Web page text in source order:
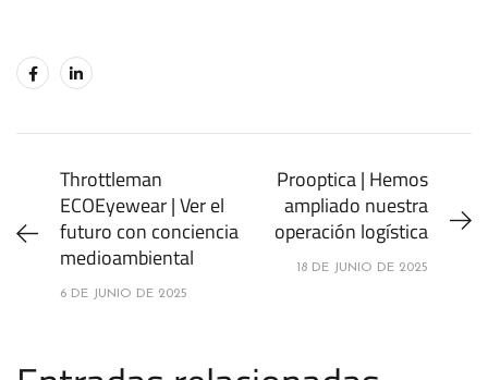
Throttleman
ECOEyewear | Ver el
futuro con conciencia
medioambiental
6 DE JUNIO DE 2025
Prooptica | Hemos
ampliado nuestra
operación logística
18 DE JUNIO DE 2025